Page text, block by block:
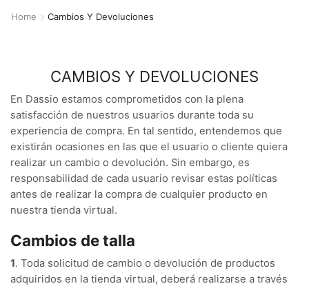
Home Cambios Y Devoluciones
CAMBIOS Y DEVOLUCIONES
En Dassio estamos comprometidos con la plena
satisfacción de nuestros usuarios durante toda su
experiencia de compra. En tal sentido, entendemos que
existirán ocasiones en las que el usuario o cliente quiera
realizar un cambio o devolución. Sin embargo, es
responsabilidad de cada usuario revisar estas políticas
antes de realizar la compra de cualquier producto en
nuestra tienda virtual.
Cambios de talla
1. Toda solicitud de cambio o devolución de productos
adquiridos en la tienda virtual, deberá realizarse a través